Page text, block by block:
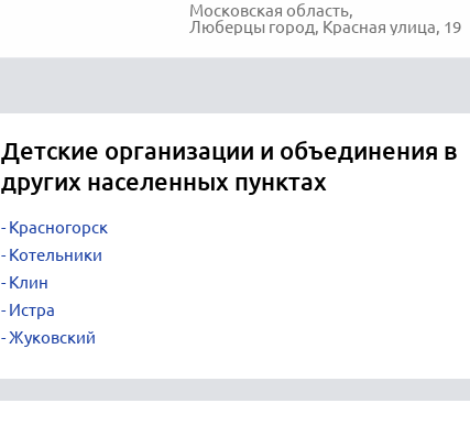
Московская область,
Люберцы город, Красная улица, 19
Детские организации и объединения в
других населенных пунктах
Красногорск
Котельники
Клин
Истра
Жуковский